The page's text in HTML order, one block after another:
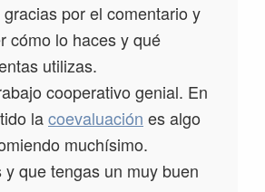
por el comentario y
cómo lo haces y qué
utilizas.
cooperativo genial. En
lacoevaluación es algo
muchísimo.
y que tengas un muy buen